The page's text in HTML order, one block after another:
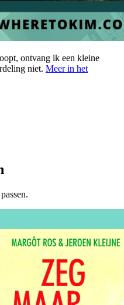
ontvang ik een kleine
niet. Meer in het